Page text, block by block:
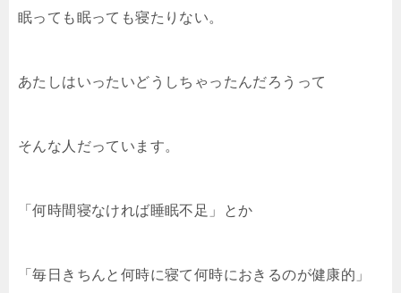
眠っても眠っても寝たりない。
あたしはいったいどうしちゃったんだろうって
そんな人だっています。
「何時間寝なければ睡眠不足」とか
「毎日きちんと何時に寝て何時におきるのが健康的」